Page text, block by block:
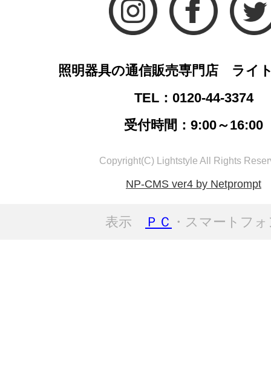
照明器具の通信販売専門店 ライ
TEL：0120-44-3374
受付時間：9:00～16:00
Copyright(C) Lightstyle All Rights
NP-CMS ver4 by Netprompt
表示 ＰＣ ・スマートフ